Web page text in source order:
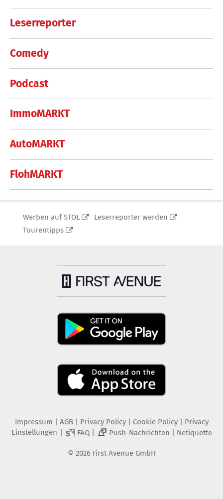
Leserreporter
Comedy
Podcast
ImmoMARKT
AutoMARKT
FlohMARKT
Werben auf STOL
Leserreporter werden
Tourentipps
Impressum AGB Privacy Policy| Cookie Policy| Privacy
Einstellungen
FAQ| 2 Push-Nachrichten Netiquette
© 2026 First Avenue GmbH